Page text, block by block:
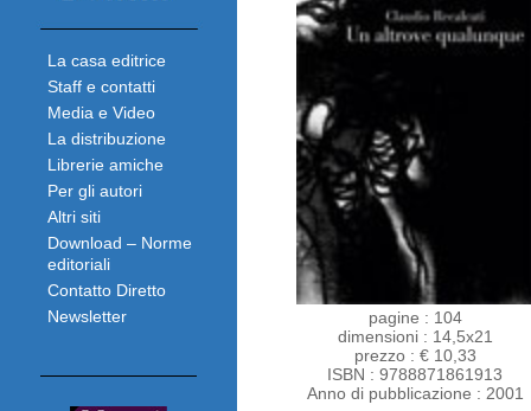
La casa editrice
Staff e contatti
Media e Video
La distribuzione
Librerie amiche
Per gli autori
Altri siti
Download – Norme
editoriali
Contatto Diretto
Newsletter
pagine : 104
dimensioni : 14,5x21
prezzo : € 10,33
ISBN : 9788871861913
Anno di pubblicazione : 2001